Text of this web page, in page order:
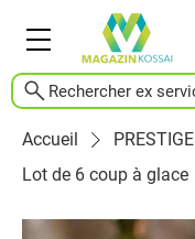
Rechercher ex
Accueil
PRESTIGE
Lot de 6 coup à glace